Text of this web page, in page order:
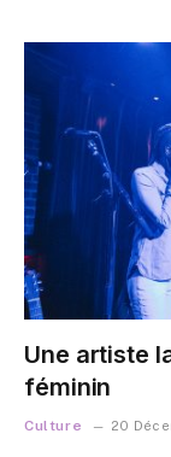
Une artiste
féminin
Culture 20